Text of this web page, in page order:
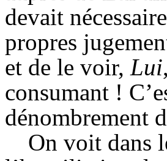
devait
propres
et de le voir, Lui
consumant !
dénombrement
On voit dans